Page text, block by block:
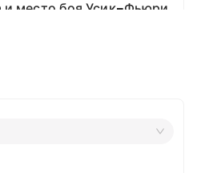
и место боя Усик–Фьюри
пройдет в марте 2023